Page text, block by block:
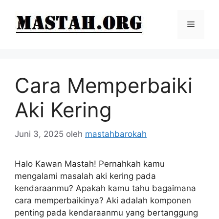
Menu
Cara Memperbaiki
Aki Kering
Juni 3, 2025 oleh mastahbarokah
Halo Kawan Mastah! Pernahkah kamu
mengalami masalah aki kering pada
kendaraanmu? Apakah kamu tahu bagaimana
cara memperbaikinya? Aki adalah komponen
penting pada kendaraanmu yang bertanggung